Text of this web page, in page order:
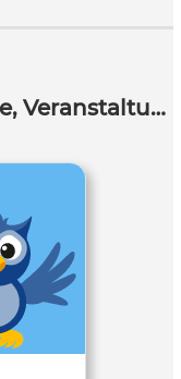
Bildungsangebote, Termine, Veranstaltungen